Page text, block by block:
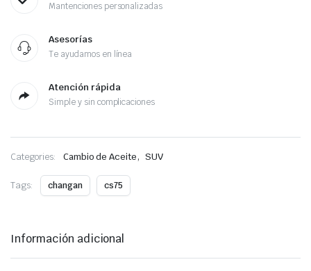
Mantenciones personalizadas
Asesorías
Te ayudamos en línea
Atención rápida
Simple y sin complicaciones
Categories: Cambio de Aceite, SUV
Tags: changan cs75
Información adicional